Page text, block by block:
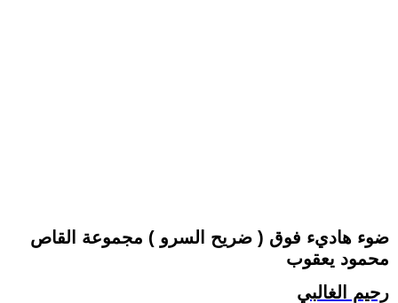
ضوء هاديء فوق ( ضريح السرو ) مجموعة القاص
محمود يعقوب
رحيم الغالبي